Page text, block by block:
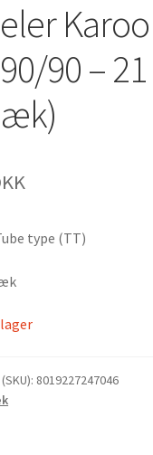
90 –
type (TT)
8019227247046